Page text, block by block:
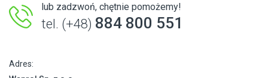
lub zadzwoń, chętnie pomożemy!
tel. (+48) 884 800 551
Adres: